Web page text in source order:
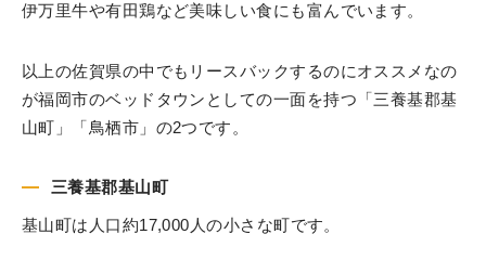
伊万里牛や有田鶏など美味しい食にも富んでいます。
以上の佐賀県の中でもリースバックするのにオススメなの
が福岡市のベッドタウンとしての一面を持つ「三養基郡基
山町」「鳥栖市」の2つです。
三養基郡基山町
基山町は人口約17,000人の小さな町です。